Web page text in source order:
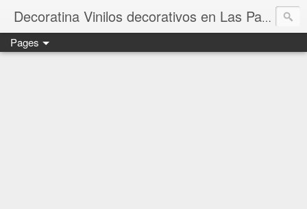
Decoratina Vinilos decorativos en Las Palmas
Pages